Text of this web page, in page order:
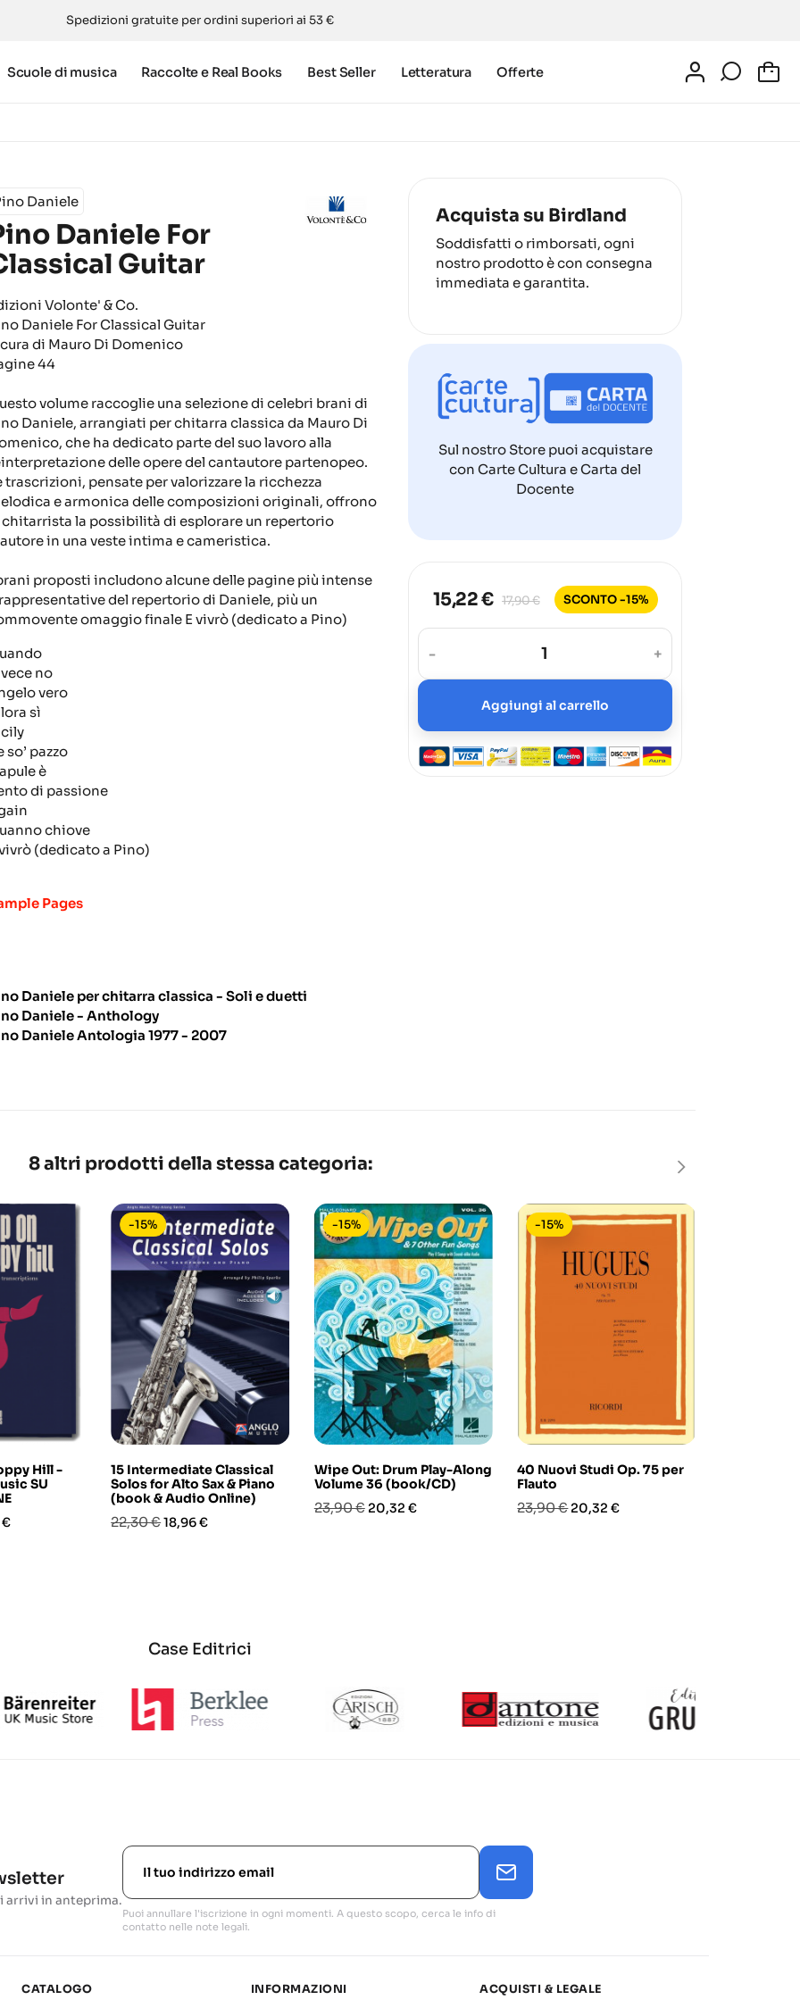
Spedizioni gratuite per ordini superiori ai 53 €
Scuole di musica Raccolte e Real Books Best Seller Letteratura Offerte
Daniele
Daniele For
Guitar
Volonte' & Co.
Daniele For Classical Guitar
di Mauro Di Domenico
44
volume raccoglie una selezione di celebri brani di
Daniele, arrangiati per chitarra classica da Mauro Di
che ha dedicato parte del suo lavoro alla
delle opere del cantautore partenopeo.
trascrizioni, pensate per valorizzare la ricchezza
e armonica delle composizioni originali, offrono
chitarrista la possibilità di esplorare un repertorio
in una veste intima e cameristica.
proposti includono alcune delle pagine più intense
del repertorio di Daniele, più un
omaggio finale E vivrò (dedicato a Pino)
no
vero
sì
so’ pazzo
è
di passione
chiove
(dedicato a Pino)
Pages
Daniele per chitarra classica - Soli e duetti
Daniele - Anthology
Daniele Antologia 1977 - 2007
Acquista su Birdland
Soddisfatti o rimborsati, ogni
nostro prodotto è con consegna
immediata e garantita.
Sul nostro Store puoi acquistare
con Carte Cultura e Carta del
Docente
15,22 € 17,90 € SCONTO -15%
- +
Aggiungi al carrello
8 altri prodotti della stessa categoria:
Hill -
SU
€
15 Intermediate Classical
Solos for Alto Sax & Piano
(book & Audio Online)
Prezzo
22,30 €Prezzo
18,96 €
-15%
Wipe Out: Drum Play-Along
Volume 36 (book/CD)
Prezzo
23,90 € Prezzo
20,32 €
-15%
40 Nuovi Studi Op. 75 per
Flauto
Prezzo
23,90 €Prezzo
20,32 €
-15%
Case Editrici
arrivi in anteprima.
Puoi annullare l'iscrizione in ogni momenti. A questo scopo, cerca le info di
contatto nelle note legali.
CATALOGO INFORMAZIONI ACQUISTI & LEGALE